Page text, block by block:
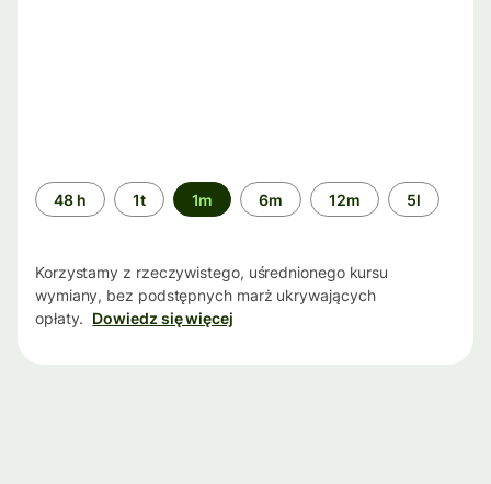
Przedział
czasu
48 h 1t 1m 6m 12m 5l
Korzystamy z rzeczywistego, uśrednionego kursu
wymiany, bez podstępnych marż ukrywających
opłaty. Dowiedz się więcej